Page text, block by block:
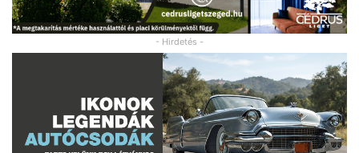
- Hirdetés -